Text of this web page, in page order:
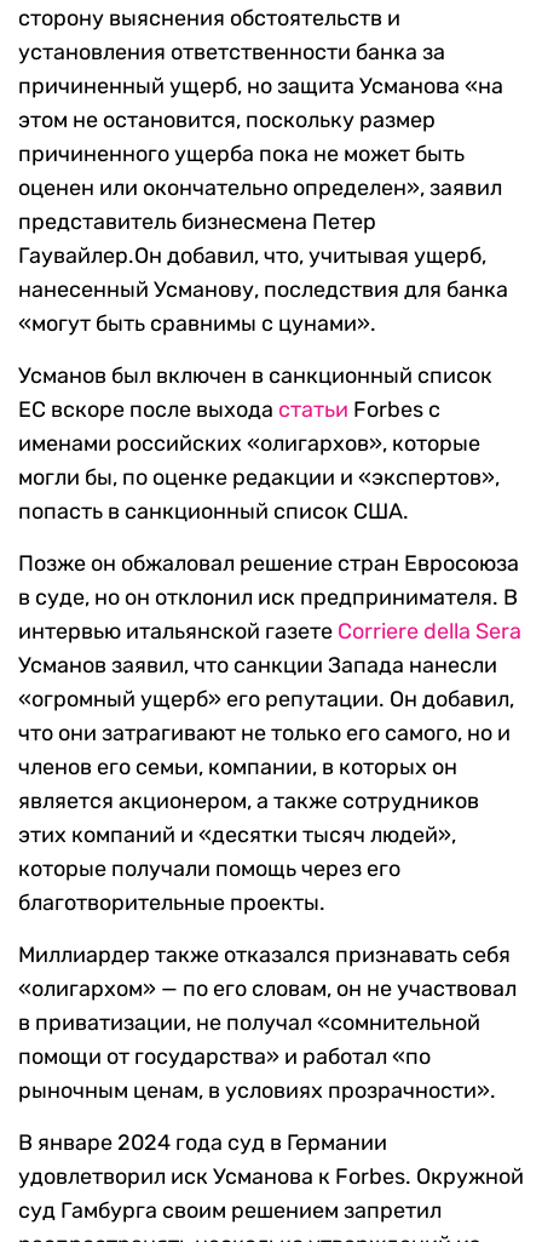
сторону выяснения обстоятельств и
установления ответственности банка за
причиненный ущерб, но защита Усманова «на
этом не остановится, поскольку размер
причиненного ущерба пока не может быть
оценен или окончательно определен», заявил
представитель бизнесмена Петер
Гаувайлер.Он добавил, что, учитывая ущерб,
нанесенный Усманову, последствия для банка
«могут быть сравнимы с цунами».
Усманов был включен в санкционный список
ЕС вскоре после выхода статьи Forbes с
именами российских «олигархов», которые
могли бы, по оценке редакции и «экспертов»,
попасть в санкционный список США.
Позже он обжаловал решение стран Евросоюза
в суде, но он отклонил иск предпринимателя. В
интервью итальянской газете Corriere della Sera
Усманов заявил, что санкции Запада нанесли
«огромный ущерб» его репутации. Он добавил,
что они затрагивают не только его самого, но и
членов его семьи, компании, в которых он
является акционером, а также сотрудников
этих компаний и «десятки тысяч людей»,
которые получали помощь через его
благотворительные проекты.
Миллиардер также отказался признавать себя
«олигархом» — по его словам, он не участвовал
в приватизации, не получал «сомнительной
помощи от государства» и работал «по
рыночным ценам, в условиях прозрачности».
В январе 2024 года суд в Германии
удовлетворил иск Усманова к Forbes. Окружной
суд Гамбурга своим решением запретил